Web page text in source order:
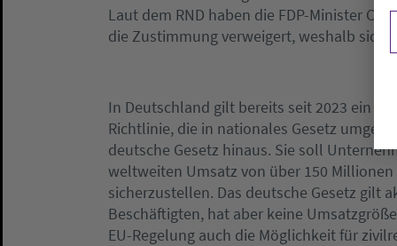
Laut dem RND haben die FDP-Minister
die Zustimmung verweigert, weshalb sich
In Deutschland gilt bereits seit 2023 ein
Richtlinie, die in nationales Gesetz
deutsche Gesetz hinaus. Sie soll
weltweiten Umsatz von über 150
sicherzustellen. Das deutsche Gesetz gilt
Beschäftigten, hat aber keine
EU-Regelung auch die Möglichkeit für